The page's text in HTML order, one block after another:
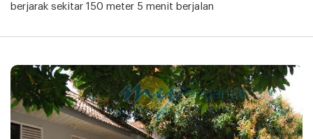
berjarak sekitar 150 meter 5 menit berjalan